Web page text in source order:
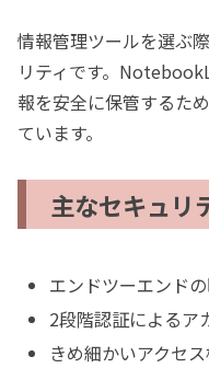
情報管理ツールを選ぶ
リティです。
報を安全に保管するた
ています。
主なセキュリ
エンドツーエンド
2段階認証によるア
きめ細かいアクセ